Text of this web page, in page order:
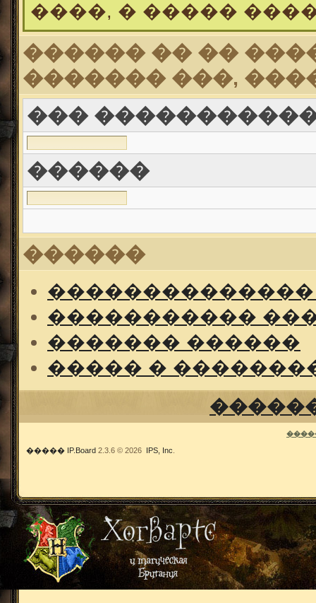
����, � �����
������ �� ��
������� ���,
��� ������������
������
������
�����������
������� ������
����� �
����� IP.Board 2.3.6 © 2026 IPS, Inc